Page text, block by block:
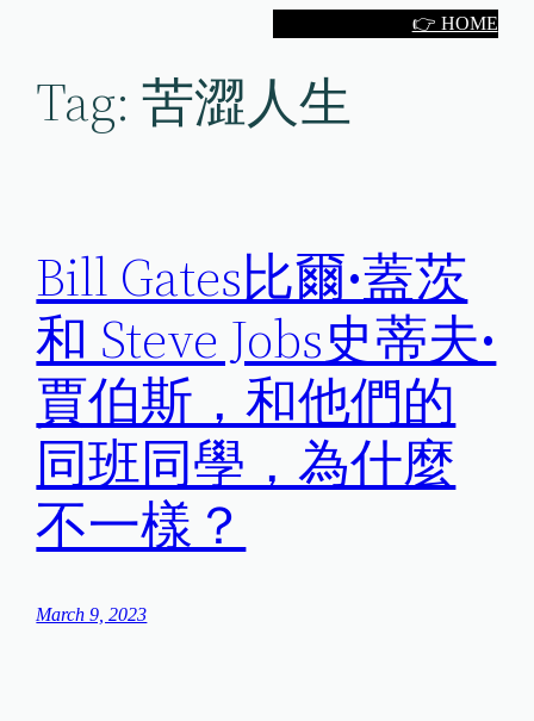
👉 HOME
Tag:苦澀人生
Bill Gates比爾•蓋茨
和 Steve Jobs史蒂夫•
賈伯斯，和他們的
同班同學，為什麼
不一樣？
March 9, 2023